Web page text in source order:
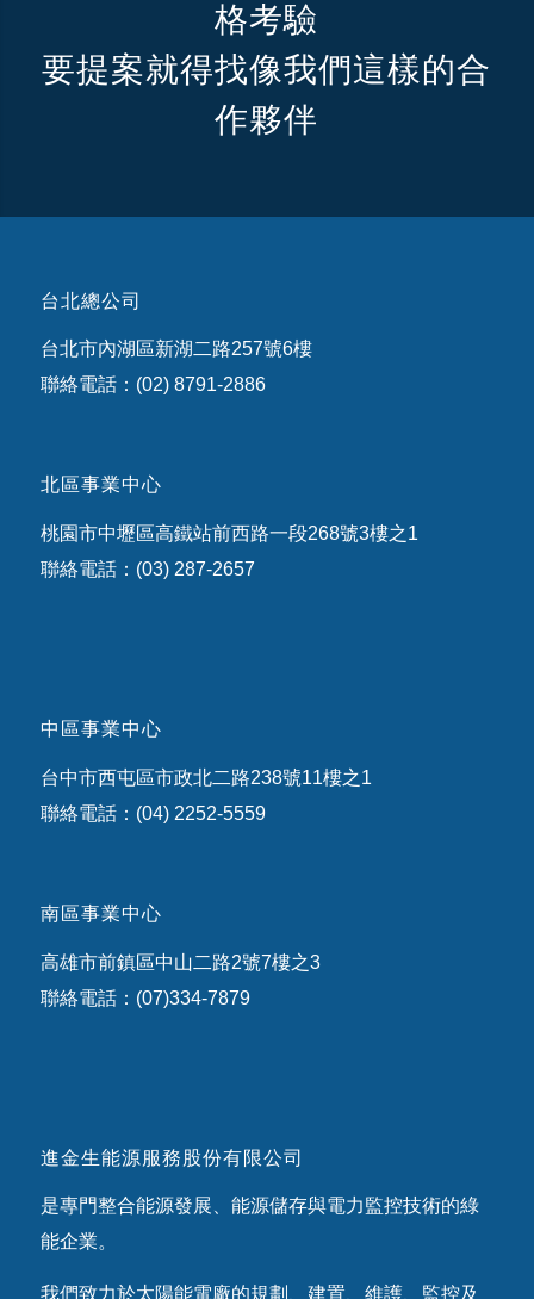
格考驗
要提案就得找像我們這樣的合
作夥伴
台北總公司
台北市內湖區新湖二路257號6樓
聯絡電話：(02) 8791-2886
北區事業中心
桃園市中壢區高鐵站前西路一段268號3樓之1
聯絡電話：(03) 287-2657
中區事業中心
台中市西屯區市政北二路238號11樓之1
聯絡電話：(04) 2252-5559
南區事業中心
高雄市前鎮區中山二路2號7樓之3
聯絡電話：(07)334-7879
進金生能源服務股份有限公司
是專門整合能源發展、能源儲存與電力監控技術的綠
能企業。
我們致力於太陽能電廠的規劃、建置、維護、監控及